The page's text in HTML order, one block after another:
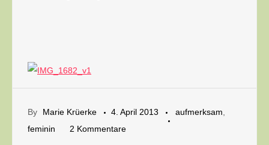
By Marie Krüerke 4. April 2013 aufmerksam
feminin
2 Kommentarezu